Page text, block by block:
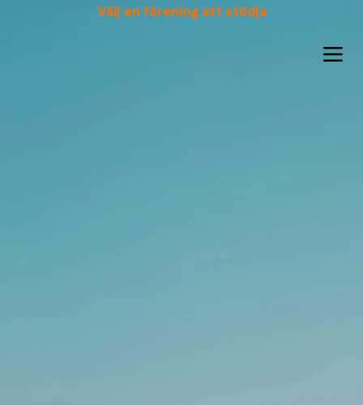
Välj en förening att stödja